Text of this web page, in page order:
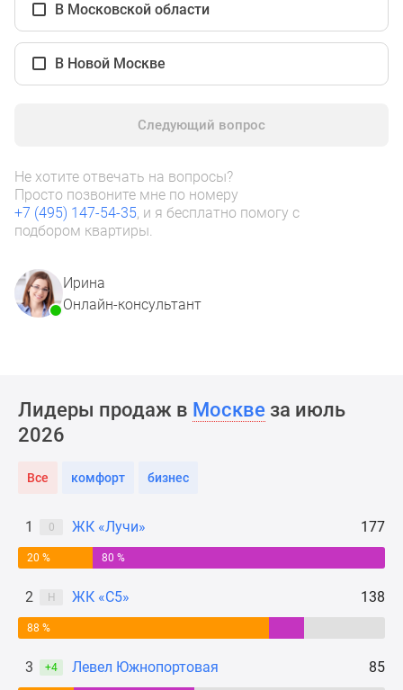
комнатные
комнатные
карте
Ипотечный
калькулятор
Семейная
ипотека
Военная
ипотека
Новости
недвижимости
эксперта
рынка
Покупателю
Экспертиза
новостроек
В Московской области
В Новой Москве
Следующий вопрос
Не хотите отвечать на вопросы?
Просто позвоните мне по номеру
+7 (495) 147-54-35, и я бесплатно помогу с
подбором квартиры.
Ирина
Онлайн-консультант
Лидеры продаж в Москве за июль
2026
Все комфорт бизнес
1 0 ЖК «Лучи» 177
20 % 80 %
2 Н ЖК «С5» 138
88 %
3 +4 Левел Южнопортовая 85